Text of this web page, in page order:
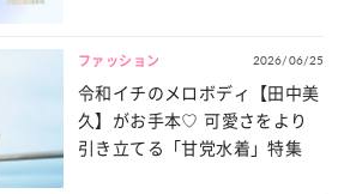
ファッション 2026/06/25
令和イチのメロボディ【田中美
久】がお手本♡ 可愛さをより
引き立てる「甘党水着」特集